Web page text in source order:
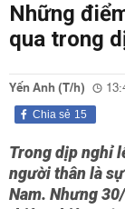
Những
qua trong
Yến Anh (T/h)
15
Chia sẻ
Trong dịp nghỉ
người thân là
Nam. Nhưng